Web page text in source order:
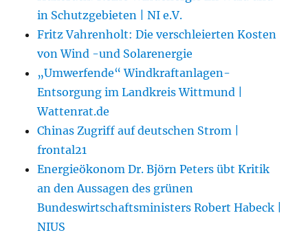
in Schutzgebieten | NI e.V.
Fritz Vahrenholt: Die verschleierten Kosten
von Wind -und Solarenergie
„Umwerfende“ Windkraftanlagen-
Entsorgung im Landkreis Wittmund |
Wattenrat.de
Chinas Zugriff auf deutschen Strom |
frontal21
Energieökonom Dr. Björn Peters übt Kritik
an den Aussagen des grünen
Bundeswirtschaftsministers Robert Habeck |
NIUS